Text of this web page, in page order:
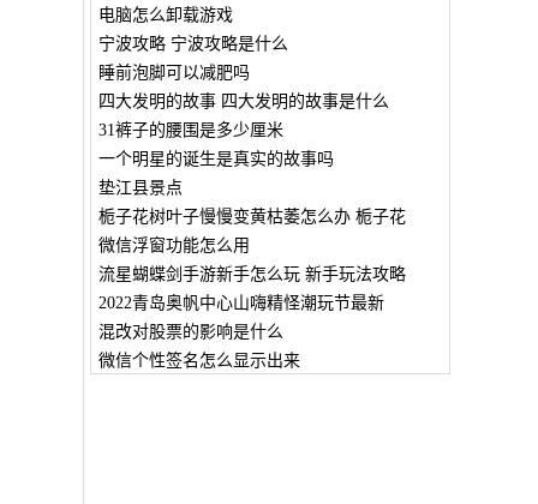
电脑怎么卸载游戏
宁波攻略 宁波攻略是什么
睡前泡脚可以减肥吗
四大发明的故事 四大发明的故事是什么
31裤子的腰围是多少厘米
一个明星的诞生是真实的故事吗
垫江县景点
栀子花树叶子慢慢变黄枯萎怎么办 栀子花
微信浮窗功能怎么用
流星蝴蝶剑手游新手怎么玩 新手玩法攻略
2022青岛奥帆中心山嗨精怪潮玩节最新
混改对股票的影响是什么
微信个性签名怎么显示出来